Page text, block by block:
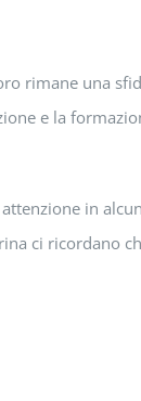
rimane una
e la
in
ci ricordano